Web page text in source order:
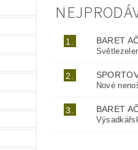
1. BARET
2.
Nové
3. BARET